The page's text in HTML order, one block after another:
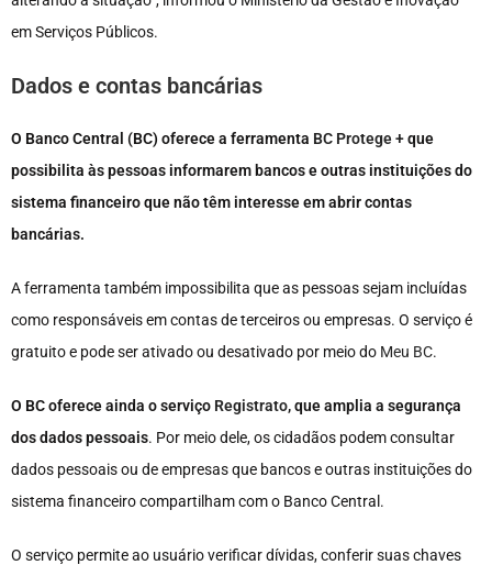
em Serviços Públicos.
Dados e contas bancárias
O Banco Central (BC) oferece a ferramenta BC Protege +que
possibilita às pessoas informarem bancos e outras instituições do
sistema financeiro que não têm interesse em abrir contas
bancárias.
A ferramenta também impossibilita que as pessoas sejam incluídas
como responsáveis em contas de terceiros ou empresas. O serviço é
gratuito e pode ser ativado ou desativado por meio do Meu BC.
O BC oferece ainda o serviço Registrato, que amplia a segurança
dos dados pessoais. Por meio dele, os cidadãos podem consultar
dados pessoais ou de empresas que bancos e outras instituições do
sistema financeiro compartilham com o Banco Central.
O serviço permite ao usuário verificar dívidas, conferir suas chaves